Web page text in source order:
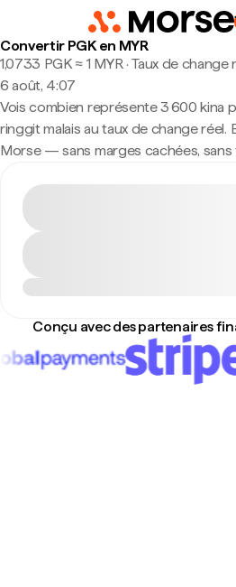
Convertir PGK en MYR
1,0733 PGK ≈ 1 MYR · Taux de change
6 août, 4:07
Vois combien représente 3 600 kina
ringgit malais au taux de change réel.
Morse — sans marges cachées, sans
Conçu avec des partenaires